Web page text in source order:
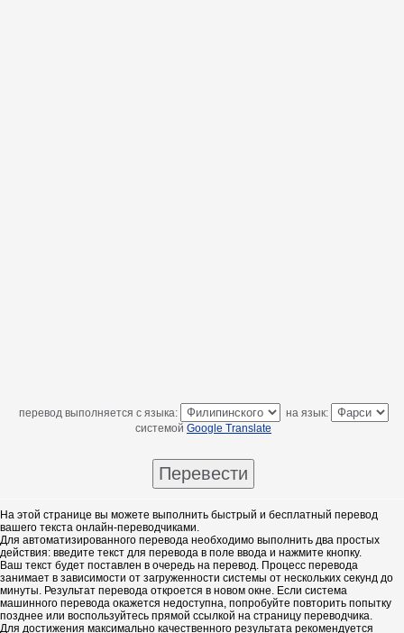
перевод выполняется с языка:
на язык:
системой Google Translate
На этой странице вы можете выполнить быстрый и бесплатный перевод
вашего текста онлайн-переводчиками.
Для автоматизированного перевода необходимо выполнить два простых
действия: введите текст для перевода в поле ввода и нажмите кнопку.
Ваш текст будет поставлен в очередь на перевод. Процесс перевода
занимает в зависимости от загруженности системы от нескольких секунд до
минуты. Результат перевода откроется в новом окне. Если система
машинного перевода окажется недоступна, попробуйте повторить попытку
позднее или воспользуйтесь прямой ссылкой на страницу переводчика.
Для достижения максимально качественного результата рекомендуется